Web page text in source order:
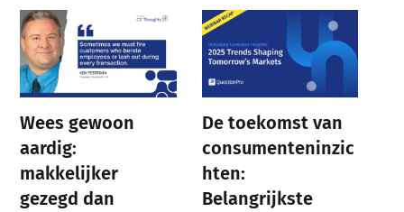
Wees gewoon
aardig:
makkelijker
gezegd dan
De toekomst van
consumenteninzic
hten:
Belangrijkste